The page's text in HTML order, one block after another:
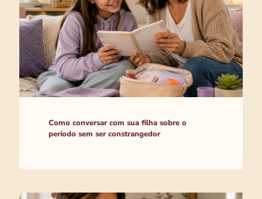
Como conversar com sua filha sobre o
período sem ser constrangedor